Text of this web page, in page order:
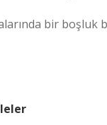
bir boşluk